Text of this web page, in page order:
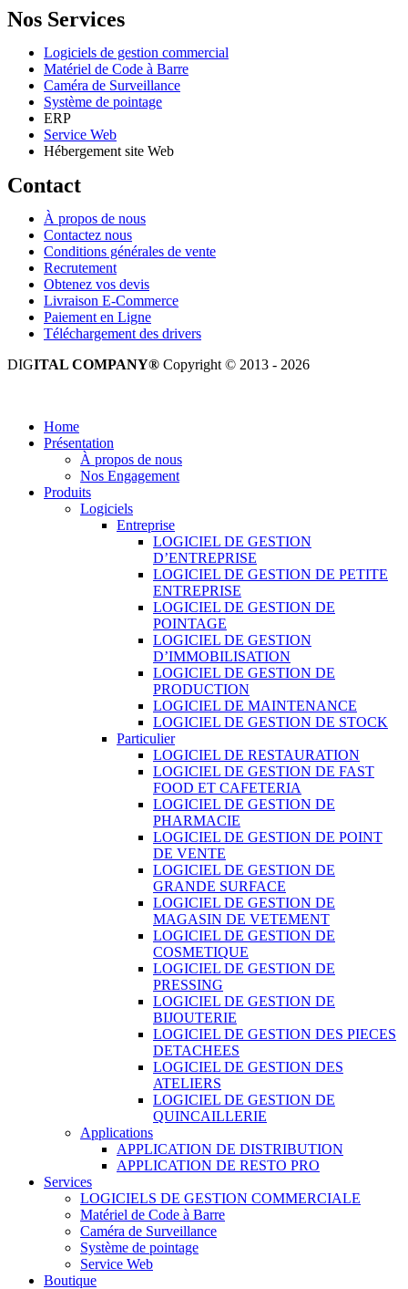
Nos Services
Logiciels de gestion commercial
Matériel de Code à Barre
Caméra de Surveillance
Système de pointage
ERP
Service Web
Hébergement site Web
Contact
À propos de nous
Contactez nous
Conditions générales de vente
Recrutement
Obtenez vos devis
Livraison E-Commerce
Paiement en Ligne
Téléchargement des drivers
DIGITAL COMPANY® Copyright © 2013 - 2026
Home
Présentation
À propos de nous
Nos Engagement
Produits
Logiciels
Entreprise
LOGICIEL DE GESTION
D’ENTREPRISE
LOGICIEL DE GESTION DE PETITE
ENTREPRISE
LOGICIEL DE GESTION DE
POINTAGE
LOGICIEL DE GESTION
D’IMMOBILISATION
LOGICIEL DE GESTION DE
PRODUCTION
LOGICIEL DE MAINTENANCE
LOGICIEL DE GESTION DE STOCK
Particulier
LOGICIEL DE RESTAURATION
LOGICIEL DE GESTION DE FAST
FOOD ET CAFETERIA
LOGICIEL DE GESTION DE
PHARMACIE
LOGICIEL DE GESTION DE POINT
DE VENTE
LOGICIEL DE GESTION DE
GRANDE SURFACE
LOGICIEL DE GESTION DE
MAGASIN DE VETEMENT
LOGICIEL DE GESTION DE
COSMETIQUE
LOGICIEL DE GESTION DE
PRESSING
LOGICIEL DE GESTION DE
BIJOUTERIE
LOGICIEL DE GESTION DES PIECES
DETACHEES
LOGICIEL DE GESTION DES
ATELIERS
LOGICIEL DE GESTION DE
QUINCAILLERIE
Applications
APPLICATION DE DISTRIBUTION
APPLICATION DE RESTO PRO
Services
LOGICIELS DE GESTION COMMERCIALE
Matériel de Code à Barre
Caméra de Surveillance
Système de pointage
Service Web
Boutique